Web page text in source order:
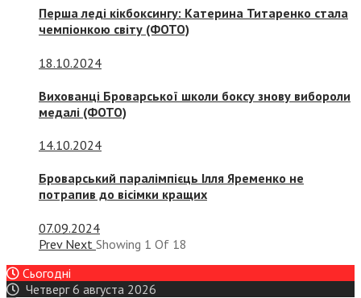
Перша леді кікбоксингу: Катерина Титаренко стала
чемпіонкою світу (ФОТО)
18.10.2024
Вихованці Броварської школи боксу знову вибороли
медалі (ФОТО)
14.10.2024
Броварський паралімпієць Ілля Яременко не
потрапив до вісімки кращих
07.09.2024
Prev Next Showing 1 Of 18
Сьогодні
Четверг 6 августа 2026